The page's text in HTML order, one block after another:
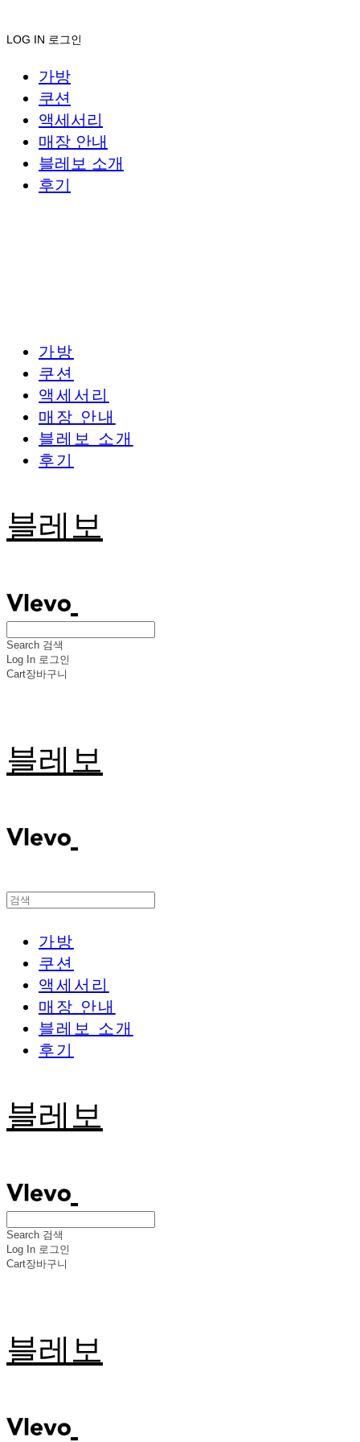
LOG IN 로그인
가방
쿠션
액세서리
매장 안내
블레보 소개
후기
가방
쿠션
액세서리
매장 안내
블레보 소개
후기
블레보
Search 검색
Log In 로그인
Cart장바구니
블레보
가방
쿠션
액세서리
매장 안내
블레보 소개
후기
블레보
Search 검색
Log In 로그인
Cart장바구니
블레보